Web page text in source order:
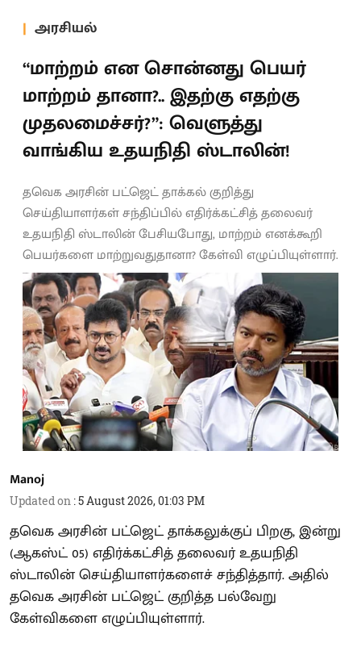
அரசியல்
“மாற்றம் என சொன்னது பெயர்
மாற்றம் தானா?.. இதற்கு எதற்கு
முதலமைச்சர்?”: வெளுத்து
வாங்கிய உதயநிதி ஸ்டாலின்!
தவெக அரசின் பட்ஜெட் தாக்கல் குறித்து
செய்தியாளர்கள் சந்திப்பில் எதிர்க்கட்சித் தலைவர்
உதயநிதி ஸ்டாலின் பேசியபோது, மாற்றம் எனக்கூறி
பெயர்களை மாற்றுவதுதானா? கேள்வி எழுப்பியுள்ளார்.
Manoj
Updated on :5 August 2026, 01:03 PM
தவெக அரசின் பட்ஜெட் தாக்கலுக்குப் பிறகு, இன்று
(ஆகஸ்ட் 05) எதிர்க்கட்சித் தலைவர் உதயநிதி
ஸ்டாலின் செய்தியாளர்களைச் சந்தித்தார். அதில்
தவெக அரசின் பட்ஜெட் குறித்த பல்வேறு
கேள்விகளை எழுப்பியுள்ளார்.